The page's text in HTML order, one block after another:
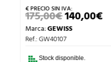
175,00€EL
PRECIO
ORIGINAL
ERA:
140,00€EL
Marca:GEWISS
Ref.: GW40107
Stock disponible.